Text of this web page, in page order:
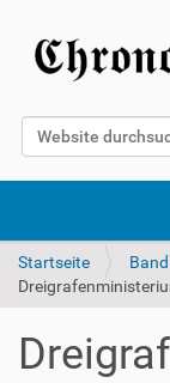
Website durchsuchen
Startseite Band